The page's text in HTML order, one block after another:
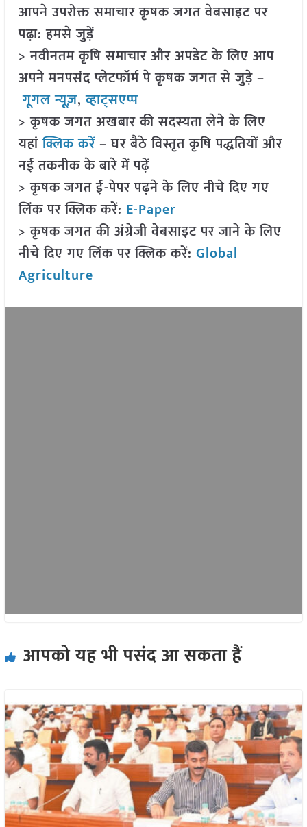
आपने उपरोक्त समाचार कृषक जगत वेबसाइट पर
पढ़ा: हमसे जुड़ें
> नवीनतम कृषि समाचार और अपडेट के लिए आप
अपने मनपसंद प्लेटफॉर्म पे कृषक जगत से जुड़े –
गूगल न्यूज़,व्हाट्सएप्प
> कृषक जगत अखबार की सदस्यता लेने के लिए
यहांक्लिक करें– घर बैठे विस्तृत कृषि पद्धतियों और
नई तकनीक के बारे में पढ़ें
> कृषक जगत ई-पेपर पढ़ने के लिए नीचे दिए गए
लिंक पर क्लिक करें: E-Paper
> कृषक जगत की अंग्रेजी वेबसाइट पर जाने के लिए
नीचे दिए गए लिंक पर क्लिक करें: Global
Agriculture
आपको यह भी पसंद आ सकता हैं